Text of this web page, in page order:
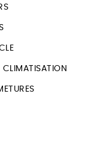
CLIMATISATION